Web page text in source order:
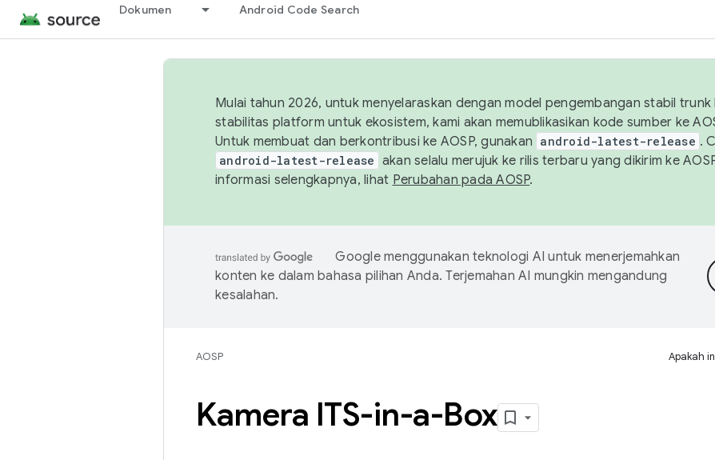
Dokumen Android Code Search
Mulai tahun 2026, untuk menyelaraskan dengan model pengembangan stabil trunk
stabilitas platform untuk ekosistem, kami akan memublikasikan kode sumber ke
Untuk membuat dan berkontribusi ke AOSP, gunakan android-latest-release .
android-latest-release akan selalu merujuk ke rilis terbaru yang dikirim ke
informasi selengkapnya, lihat Perubahan pada AOSP.
Google menggunakan teknologi AI untuk menerjemahkan
konten ke dalam bahasa pilihan Anda. Terjemahan AI mungkin mengandung
kesalahan.
AOSP Apakah
Kamera ITS-in-a-Box